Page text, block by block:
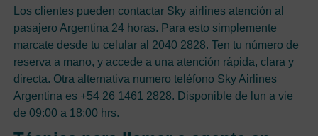
Los clientes pueden contactar Sky airlines atención al
pasajero Argentina 24 horas. Para esto simplemente
marcate desde tu celular al 2040 2828. Ten tu número de
reserva a mano, y accede a una atención rápida, clara y
directa. Otra alternativa numero teléfono Sky Airlines
Argentina es +54 26 1461 2828. Disponible de lun a vie
de 09:00 a 18:00 hrs.